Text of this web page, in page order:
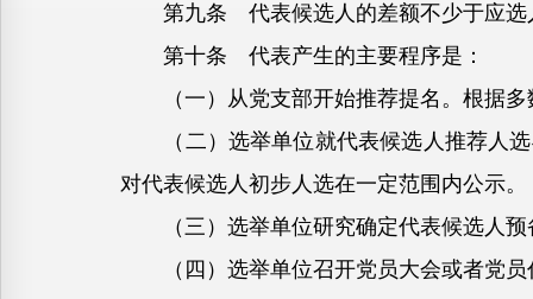
第九条 代表候选人的差额不少于应选
第十条 代表产生的主要程序是：
（一）从党支部开始推荐提名。根据多
（二）选举单位就代表候选人推荐人选
对代表候选人初步人选在一定范围内公示。
（三）选举单位研究确定代表候选人预
（四）选举单位召开党员大会或者党员